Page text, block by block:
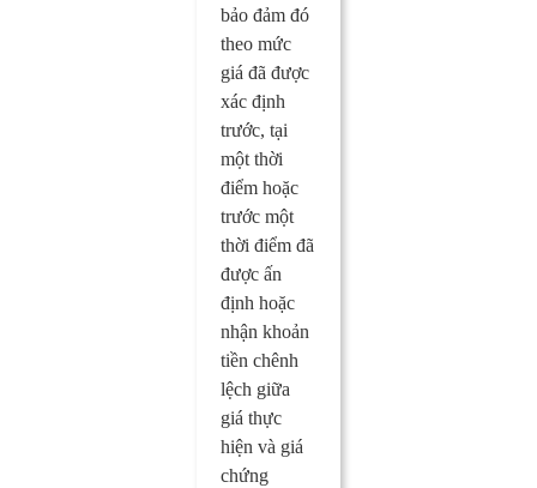
bảo đảm đó
theo mức
giá đã được
xác định
trước, tại
một thời
điểm hoặc
trước một
thời điểm đã
được ấn
định hoặc
nhận khoản
tiền chênh
lệch giữa
giá thực
hiện và giá
chứng